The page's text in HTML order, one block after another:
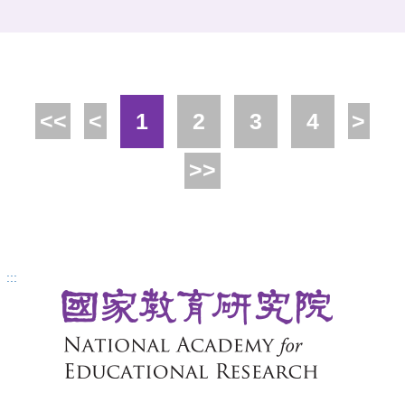
年來，不少場域也積極發展戶外教
育課程，並主動與學校合作，這本
由教育部國民及學前教育署委託國
家教育研究院戶外教育研究室編撰
正是為場域而寫的課程開發手冊。
全書從戶外教育概念的介紹開始，
涵蓋場域如何設計戶外教育課程、
與學校建立合作關係，皆提供明確
<< < 1 2 3 4 >
>>
:::